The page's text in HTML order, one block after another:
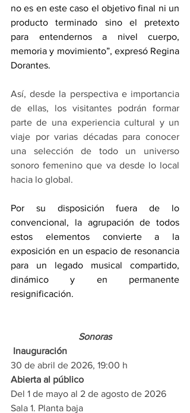
no es en este caso el objetivo final ni un
producto terminado sino el pretexto
para entendernos a nivel cuerpo,
memoria y movimiento”, expresó Regina
Dorantes.
Así, desde la perspectiva e importancia
de ellas, los visitantes podrán formar
parte de una experiencia cultural y un
viaje por varias décadas para conocer
una selección de todo un universo
sonoro femenino que va desde lo local
hacia lo global.
Por su disposición fuera de lo
convencional, la agrupación de todos
estos elementos convierte a la
exposición en un espacio de resonancia
para un legado musical compartido,
dinámico y en permanente
resignificación.
Sonoras
Inauguración
30 de abril de 2026, 19:00 h
Abierta al público
Del 1 de mayo al 2 de agosto de 2026
Sala 1. Planta baja